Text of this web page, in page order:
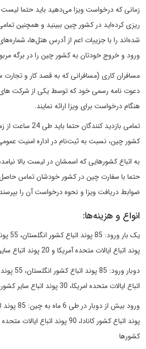
زمانی که درخواست ویزا می‌دهید باید حتما لیست
ریزی کرده‌اید در کشور چین ببینید و همچنین
شده‌اند را با جزییات اعم از آدرس هتل‌ها،
ورود و خروج خودتان به کشور چین را در برگه
مسافران کاری (مسافرانی که به قصد کار و تجارت
دعوت نامه رسمی خود که توسط یکی از شرکت
هنگام درخواست برای ویزا ارائه نمایند.
تمامی بازدید
کشور چین، نسبت به ثبت‌نام در اداره امنیت
به اتباع کشورهایی که اسمشان در لیست بالا
حتما با سفارت چین در کشور خودشان تماس حاصل
ضوابط دریافت ویزا و نحوه درخواست آن را
انواع و هزینه‌ها:
پوند اتباع ایالات متحده آمریکا و 20 پوند اتباع سایر کشورها
اتباع ایالات متحده امریکا، 30 پوند اتباع سایر کشورها
کشورها